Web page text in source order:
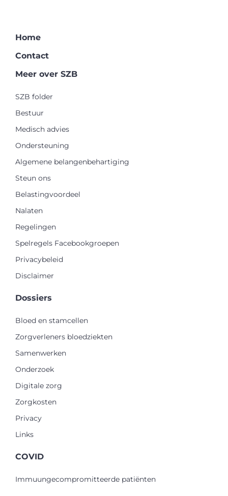
Home
Contact
Meer over SZB
SZB folder
Bestuur
Medisch advies
Ondersteuning
Algemene belangenbehartiging
Steun ons
Belastingvoordeel
Nalaten
Regelingen
Spelregels Facebookgroepen
Privacybeleid
Disclaimer
Dossiers
Bloed en stamcellen
Zorgverleners bloedziekten
Samenwerken
Onderzoek
Digitale zorg
Zorgkosten
Privacy
Links
COVID
Immuungecompromitteerde patiënten